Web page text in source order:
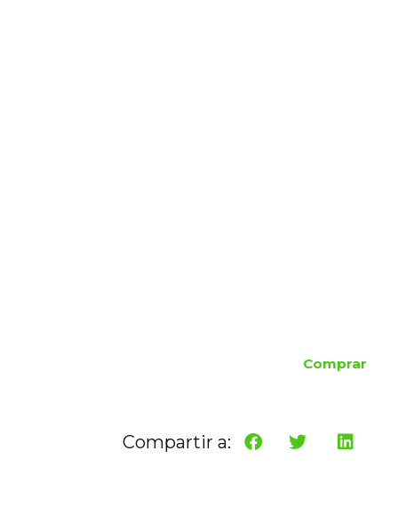
Comprar
Compartir a: